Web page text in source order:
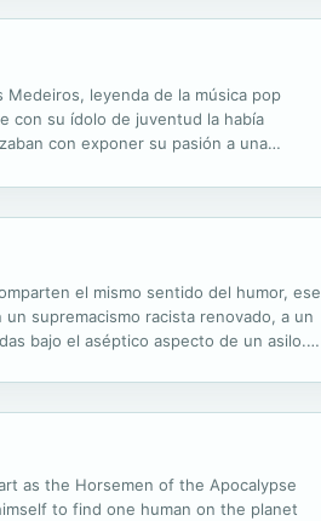
leyenda de la música pop
con su ídolo de juventud la había
con exponer su pasión a una
el mismo sentido del humor, ese
supremacismo racista renovado, a un
bajo el aséptico aspecto de un asilo.
as the Horsemen of the Apocalypse
to find one human on the planet